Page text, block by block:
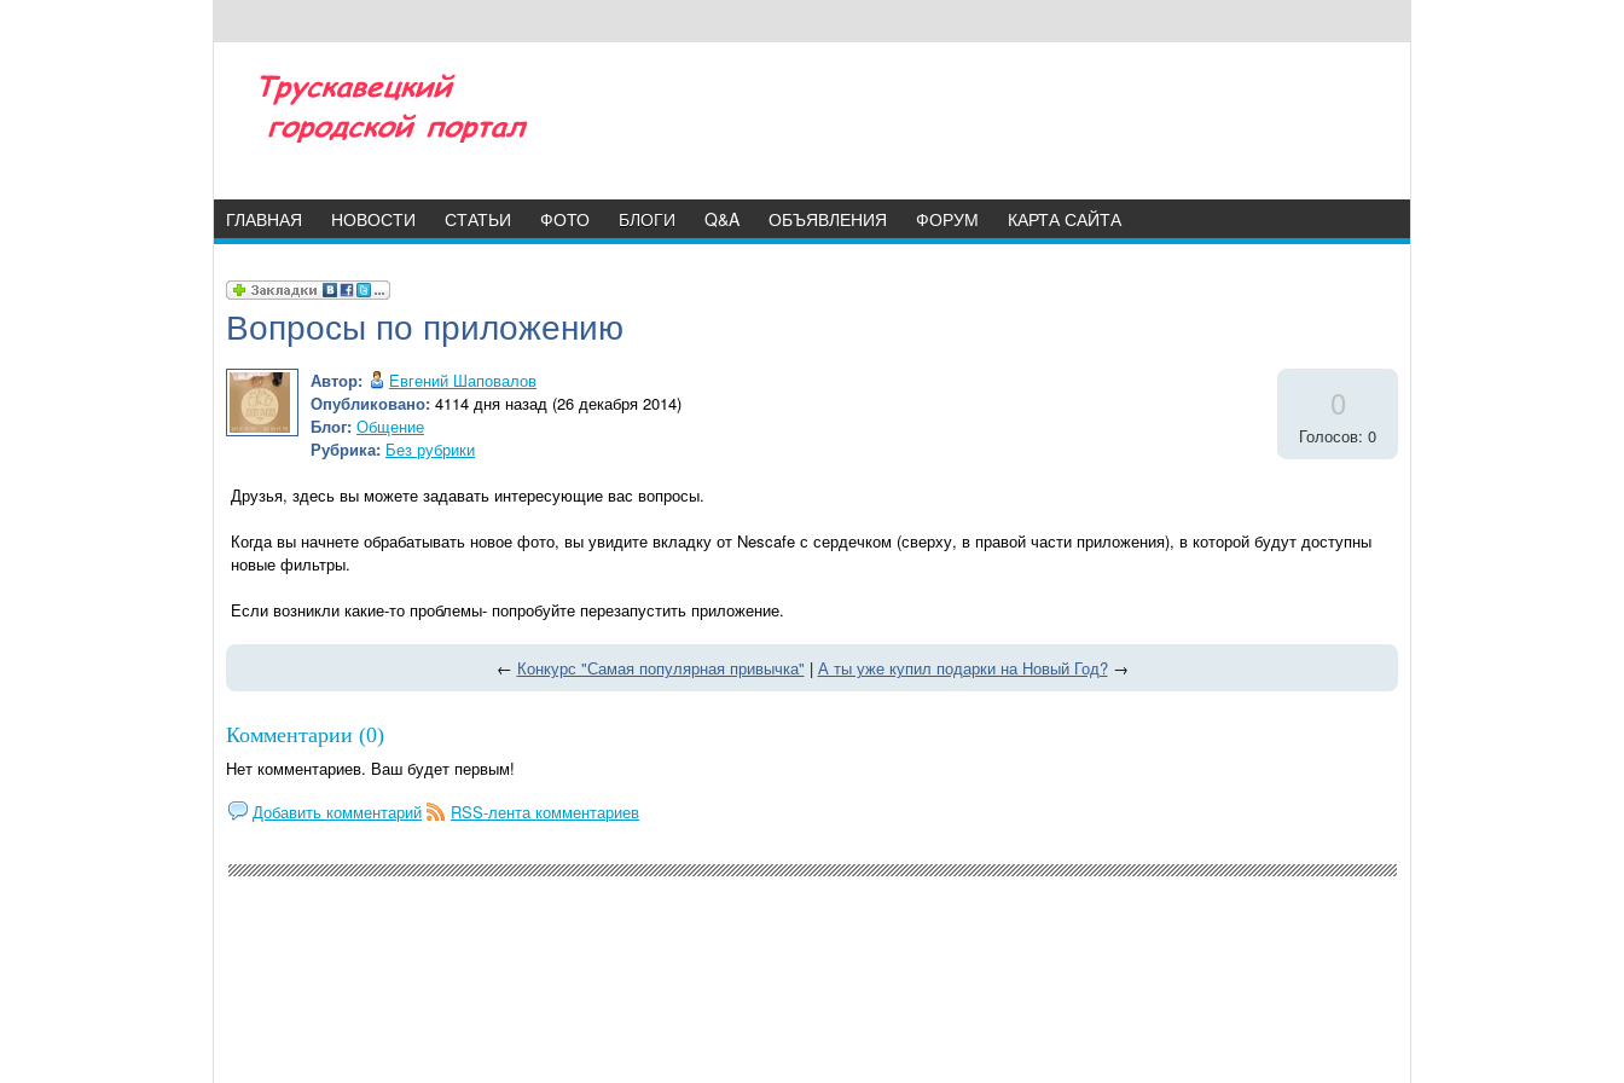
ГЛАВНАЯ НОВОСТИ СТАТЬИ ФОТО БЛОГИ Q&A ОБЪЯВЛЕНИЯ ФОРУМ КАРТА САЙТА
Вопросы по приложению
Автор:
Евгений Шаповалов
Опубликовано: 4114 дня назад (26 декабря 2014)
Блог: Общение
Рубрика: Без рубрики
0
Голосов: 0
Друзья, здесь вы можете задавать интересующие вас вопросы.
Когда вы начнете обрабатывать новое фото, вы увидите вкладку от Nescafe с сердечком (сверху, в правой части приложения), в которой будут доступны
новые фильтры.
Если возникли какие-то проблемы- попробуйте перезапустить приложение.
← Конкурс "Самая популярная привычка" | А ты уже купил подарки на Новый Год?→
Комментарии (0)
Нет комментариев. Ваш будет первым!
Добавить комментарий
RSS-лента комментариев